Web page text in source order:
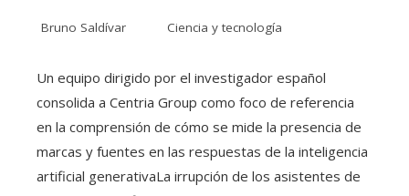
Bruno Saldívar Ciencia y tecnología
Un equipo dirigido por el investigador español
consolida a Centria Group como foco de referencia
en la comprensión de cómo se mide la presencia de
marcas y fuentes en las respuestas de la inteligencia
artificial generativaLa irrupción de los asistentes de